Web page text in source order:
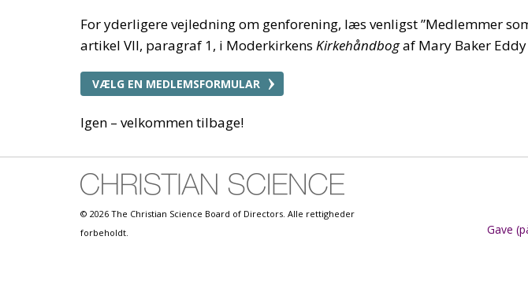
For yderligere vejledning om genforening, læs venligst ”Medlemmer
artikel VII, paragraf 1, i Moderkirkens Kirkehåndbogaf Mary Baker Eddy
VÆLG EN MEDLEMSFORMULAR
Igen – velkommen tilbage!
Gave
© 2026 The Christian Science Board of Directors. Alle rettigheder
forbeholdt.